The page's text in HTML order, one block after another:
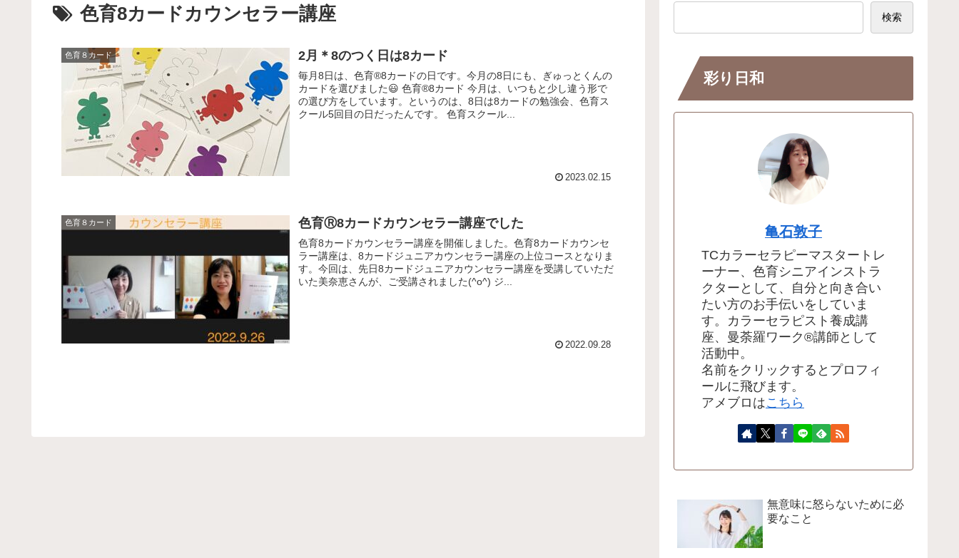
色育8カードカウンセラー講座
色育８カード 2月＊8のつく日は8カード
毎月8日は、色育®8カードの日です。今月の8日にも、ぎゅっとくんの
カードを選びました😃 色育®8カード 今月は、いつもと少し違う形で
の選び方をしています。というのは、8日は8カードの勉強会、色育ス
クール5回目の日だったんです。 色育スクール...
2023.02.15
色育８カード 色育Ⓡ8カードカウンセラー講座でした
色育8カードカウンセラー講座を開催しました。色育8カードカウンセ
ラー講座は、8カードジュニアカウンセラー講座の上位コースとなりま
す。今回は、先日8カードジュニアカウンセラー講座を受講していただ
いた美奈恵さんが、ご受講されました(^o^) ジ...
2022.09.28
検索
彩り日和
亀石敦子
TCカラーセラピーマスタートレ
ーナー、色育シニアインストラ
クターとして、自分と向き合い
たい方のお手伝いをしていま
す。カラーセラピスト養成講
座、曼荼羅ワーク®講師として
活動中。
名前をクリックするとプロフィ
ールに飛びます。
アメブロはこちら
無意味に怒らないために必
要なこと